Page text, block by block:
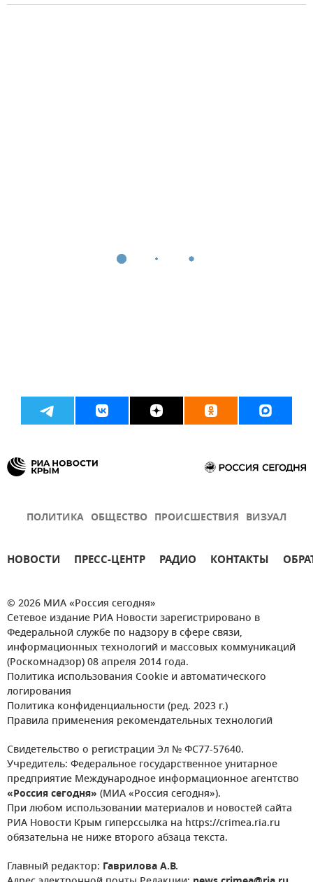
ПОЛИТИКА ОБЩЕСТВО ПРОИСШЕСТВИЯ ВИЗУАЛ
НОВОСТИ ПРЕСС-ЦЕНТР РАДИО КОНТАКТЫ
© 2026 МИА «Россия сегодня»
Сетевое издание РИА Новости зарегистрировано в
Федеральной службе по надзору в сфере связи,
информационных технологий и массовых коммуникаций
(Роскомнадзор) 08 апреля 2014 года.
Политика использования Cookie и автоматического
логирования
Политика конфиденциальности (ред. 2023 г.)
Правила применения рекомендательных технологий
Свидетельство о регистрации Эл № ФС77-57640.
Учредитель: Федеральное государственное унитарное
предприятие Международное информационное агентство
«Россия сегодня» (МИА «Россия сегодня»).
При любом использовании материалов и новостей сайта
РИА Новости Крым гиперссылка на https://crimea.ria.ru
обязательна не ниже второго абзаца текста.
Главный редактор: Гаврилова А.В.